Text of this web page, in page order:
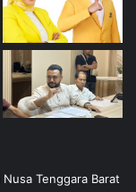
Tenggara Barat